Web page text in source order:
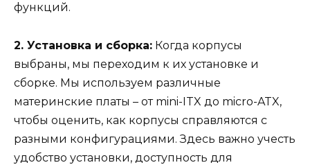
функций.
2. Установка и сборка: Когда корпусы
выбраны, мы переходим к их установке и
сборке. Мы используем различные
материнские платы – от mini-ITX до micro-ATX,
чтобы оценить, как корпусы справляются с
разными конфигурациями. Здесь важно учесть
удобство установки, доступность для